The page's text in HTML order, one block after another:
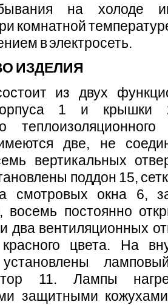
на холоде
ком­натной
в электросеть.
ИЗДЕЛИЯ
из двух
1 и крышки
две, не
вертикальных
поддон 15,
смотровых окна 6,
постоянно
два вентиляционных
цвета. На
11. Лампы
защитными